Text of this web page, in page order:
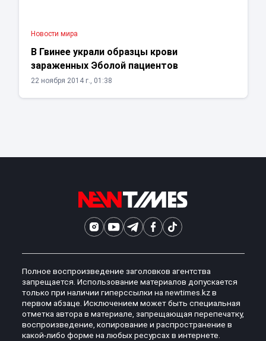
Новости мира
В Гвинее украли образцы крови
зараженных Эболой пациентов
22 ноября 2014 г., 01:38
Полное воспроизведение заголовков агентства
запрещается. Использование материалов допускается
только при наличии гиперссылки на newtimes.kz в
первом абзаце. Исключением может быть специальная
отметка автора в материале, запрещающая перепечатку,
воспроизведение, копирование и распространение в
какой-либо форме на любых ресурсах в интернете.